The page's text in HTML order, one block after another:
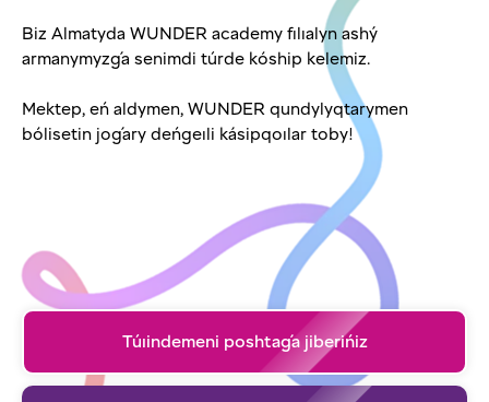
Biz Almatyda WUNDER academy fılıalyn ashý
armanymyzǵa senimdi túrde kóship kelemiz.
Mektep, eń aldymen, WUNDER qundylyqtarymen
bólisetin joǵary deńgeıli kásipqoılar toby!
Túıindemeni poshtaǵa jiberińiz